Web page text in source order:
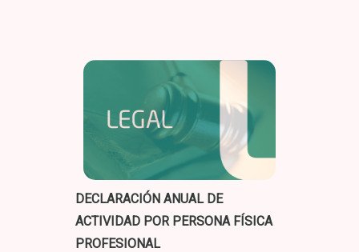
DECLARACIÓN ANUAL DE
ACTIVIDAD POR PERSONA FÍSICA
PROFESIONAL